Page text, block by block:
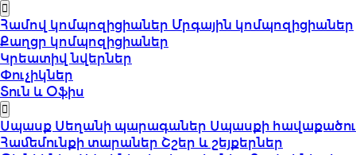
Համով կոմպոզիցիաներ Մրգային կոմպոզիցիաներ
Քաղցր կոմպոզիցիաներ
Կրեատիվ նվերներ
Փուչիկներ
Տուն և Օֆիս
Սպասք Սեղանի պարագաներ Սպասքի հավաքածու
Համեմունքի տարաներ Շշեր և շեյքերներ